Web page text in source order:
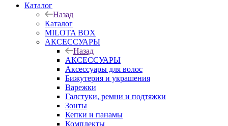
Каталог
Назад
Каталог
MILOTA BOX
АКСЕССУАРЫ
Назад
АКСЕССУАРЫ
Аксессуары для волос
Бижутерия и украшения
Варежки
Галстуки, ремни и подтяжки
Зонты
Кепки и панамы
Комплекты